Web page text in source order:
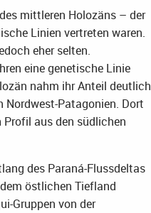
mittleren Holozäns – der
Linien vertreten waren.
eher selten.
eine genetische Linie
nahm ihr Anteil deutlich
Patagonien. Dort
aus den südlichen
des Paraná-Flussdeltas
östlichen Tiefland
Gruppen von der